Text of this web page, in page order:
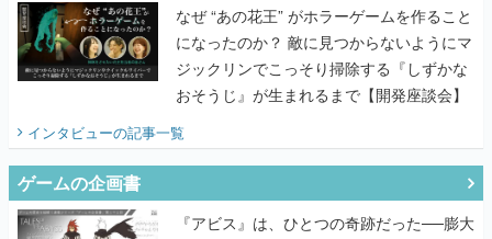
なぜ “あの花王” がホラーゲームを作ること
になったのか？ 敵に見つからないようにマ
ジックリンでこっそり掃除する『しずかな
おそうじ』が生まれるまで【開発座談会】
インタビューの記事一覧
ゲームの企画書
『アビス』は、ひとつの奇跡だった──膨大